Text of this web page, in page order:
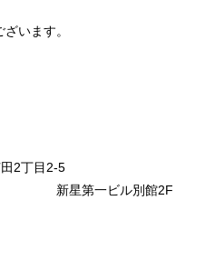
います。
2丁目2-5
ル別館2F